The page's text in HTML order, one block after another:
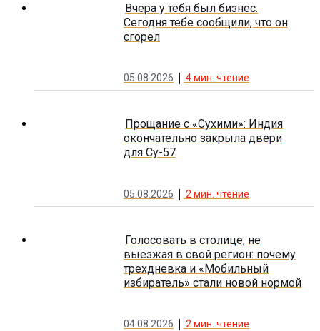
Вчера у тебя был бизнес.
Сегодня тебе сообщили, что он
сгорел
05.08.2026 4мин. чтение
Прощание с «Сухими»: Индия
окончательно закрыла двери
для Су-57
05.08.2026 2 мин. чтение
Голосовать в столице, не
выезжая в свой регион: почему
трехдневка и «Мобильный
избиратель» стали новой нормой
04.08.2026 2мин. чтение